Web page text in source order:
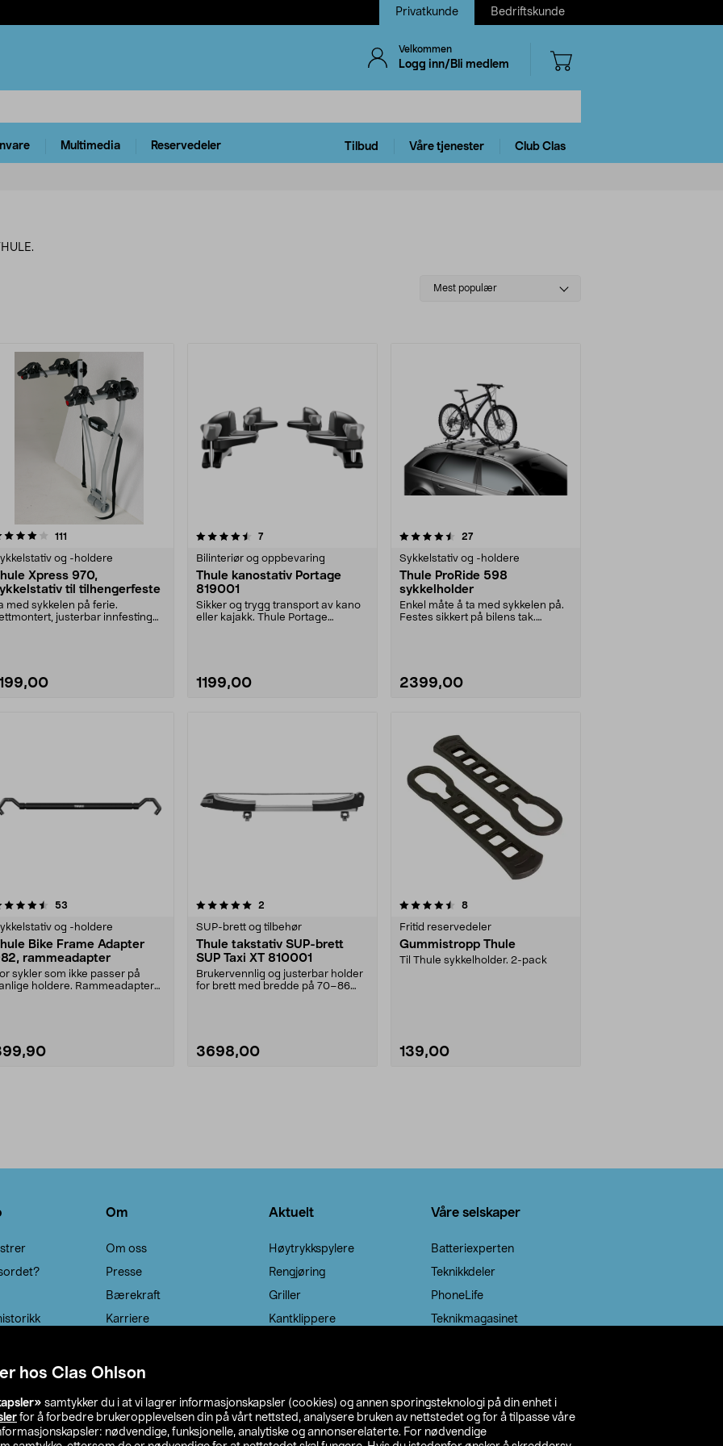
hos Clas Ohlson
samtykker du i at vi lagrer informasjonskapsler (cookies) og annen sporingsteknologi på din enhet i
for å forbedre brukeropplevelsen din på vårt nettsted, analysere bruken av nettstedet og for å tilpasse våre
nødvendige, funksjonelle, analytiske og annonserelaterte. For nødvendige
Privatkunde Bedriftskunde
Velkommen
Logg inn/Bli medlem
Multimedia Reservedeler Tilbud Våre tjenester Club Clas
Select
Mest populær
111
og -holdere
Xpress 970,
til tilhengerfeste
med sykkelen på ferie.
justerbar innfesting
4.5 av 5 stjerner 7anmeldelser
Bilinteriør og oppbevaring
Thule kanostativ Portage
819001
Sikker og trygg transport av kano
eller kajakk. Thule Portage
1199,00
4.5 av 5 stjerner 27anmeldelser
Sykkelstativ og -holdere
Thule ProRide 598
sykkelholder
Enkel måte å ta med sykkelen på.
Festes sikkert på bilens tak.
2399,00
53
og -holdere
Bike Frame Adapter
rammeadapter
sykler som ikke passer på
holdere. Rammeadapter
5.0 av 5 stjerner 2
SUP-brett og tilbehør
Thule takstativ SUP-brett
SUP Taxi XT 810001
Brukervennlig og justerbar holder
for brett med bredde på 70–86
3698,00
4.5 av 5 stjerner 8anmeldelser
Fritid reservedeler
Gummistropp Thule
Til Thule sykkelholder. 2-pack
139,00
Om
Om oss
Presse
Bærekraft
Karriere
Aktuelt
Høytrykkspylere
Rengjøring
Griller
Kantklippere
Våre selskaper
Batteriexperten
Teknikkdeler
PhoneLife
Teknikmagasinet